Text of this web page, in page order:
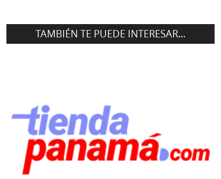
TAMBIÉN TE PUEDE INTERESAR...